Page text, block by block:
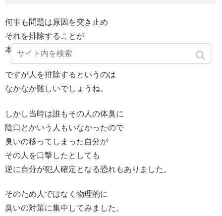
何事も問題は原因を突き止め
それを排除することが
本来は手っ取り早いでしょう。
ですが人を排除するというのは
なかなか難しいでしょうね。
しかし当時は誰もその人の体臭に
陰口とかいう人もいなかったので
臭いの移ってしまった自分が
その人を口撃したとしても
逆に自分が犯人確定となる恐れもありました。
そのため人ではなく物理的に
臭いの対策に集中してみました。